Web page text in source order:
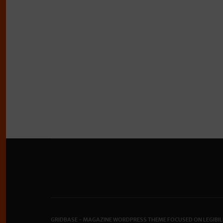
GRIDBASE - MAGAZINE WORDPRESS THEME FOCUSED ON